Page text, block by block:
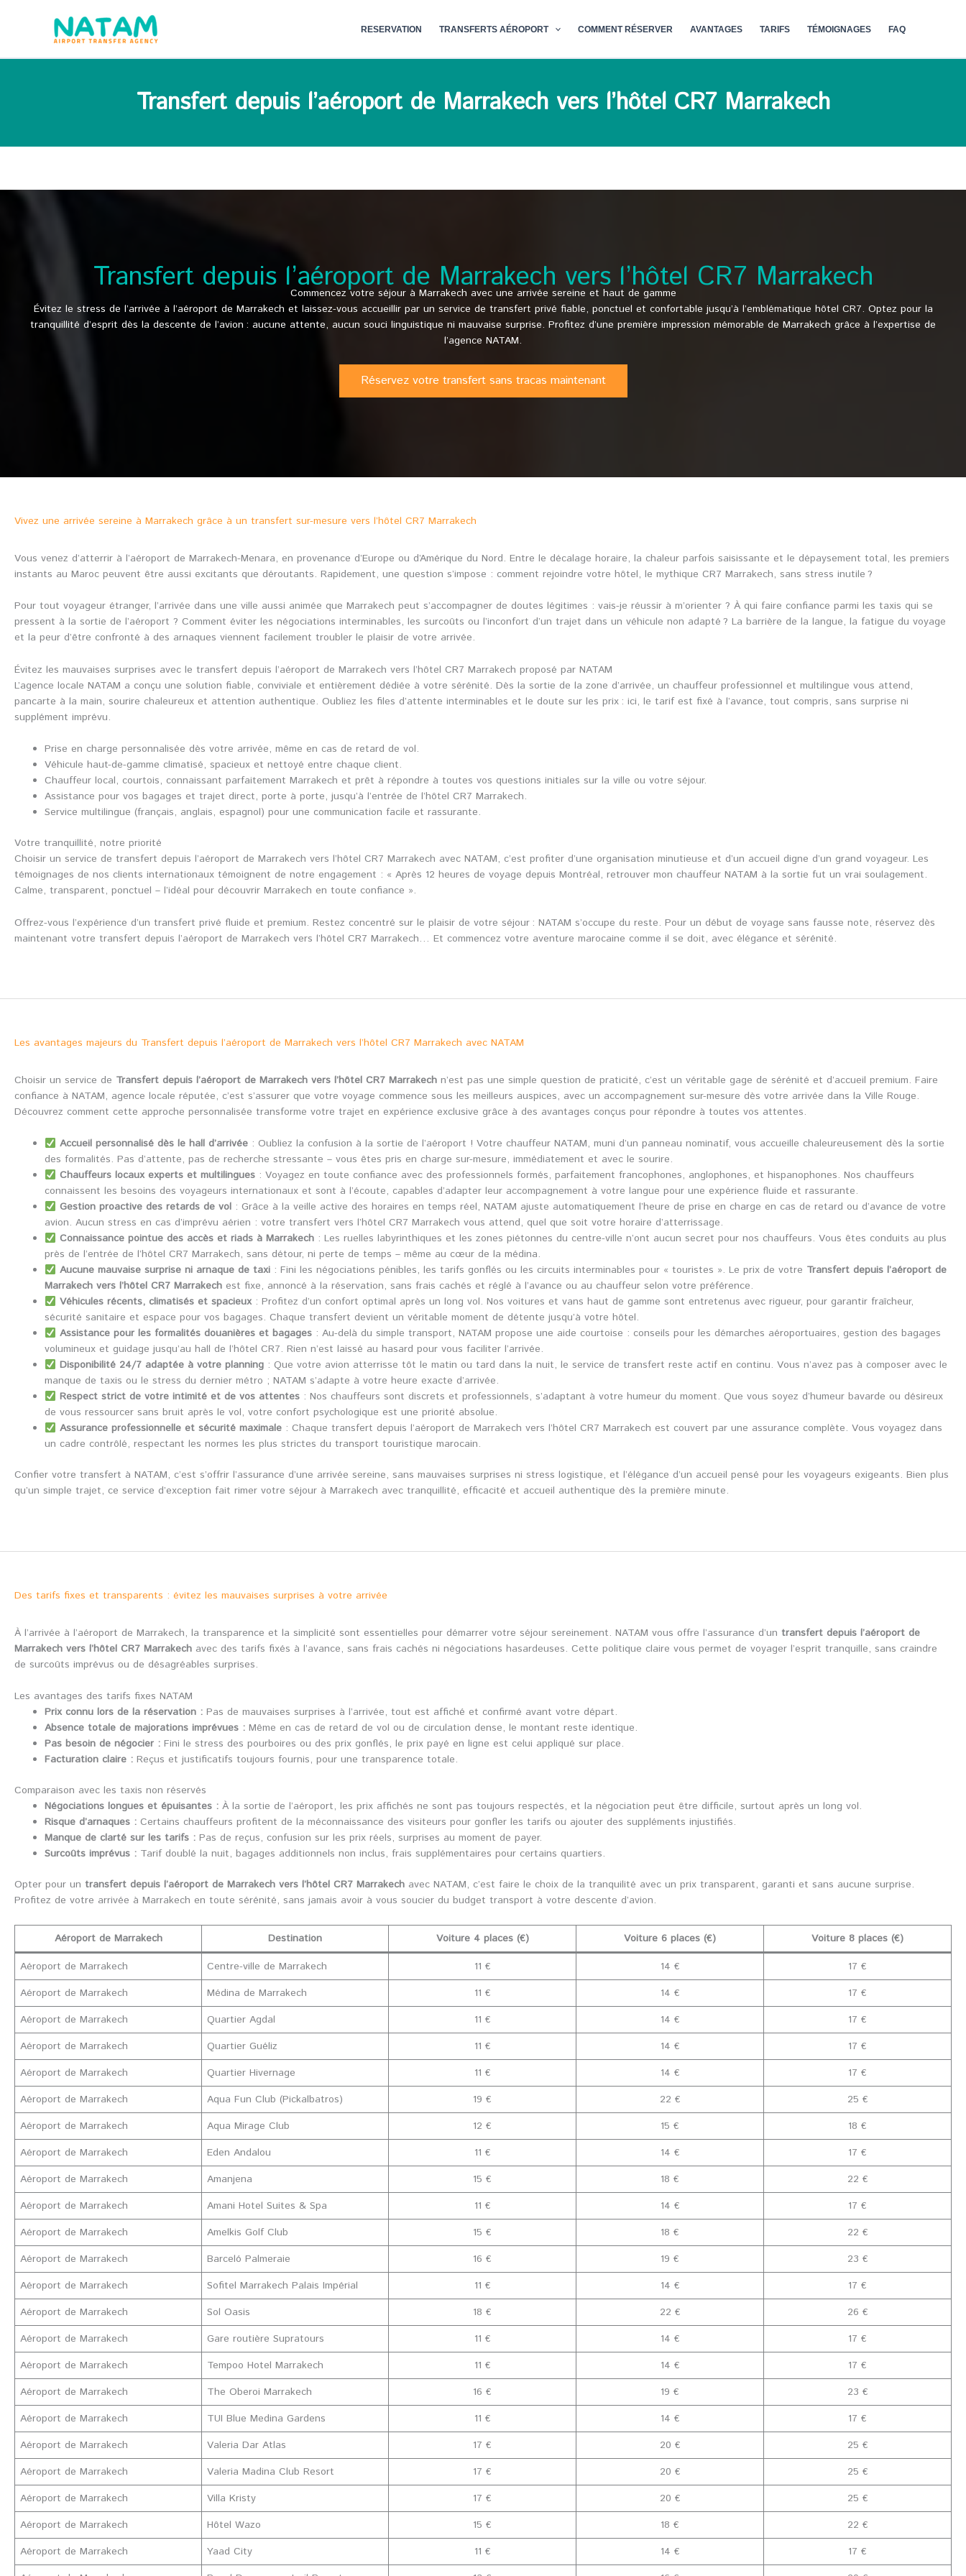
RESERVATION TRANSFERTS AÉROPORT COMMENT RÉSERVER AVANTAGES TARIFS TÉMOIGNAGES FAQ
Transfert depuis l’aéroport de Marrakech vers l’hôtel CR7 Marrakech
Transfert depuis l’aéroport de Marrakech vers l’hôtel CR7 Marrakech
Commencez votre séjour à Marrakech avec une arrivée sereine et haut de gamme
Évitez le stress de l’arrivée à l’aéroport de Marrakech et laissez-vous accueillir par un service de transfert privé fiable, ponctuel et confortable jusqu’à l’emblématique hôtel CR7. Optez pour la
tranquillité d’esprit dès la descente de l’avion : aucune attente, aucun souci linguistique ni mauvaise surprise. Profitez d’une première impression mémorable de Marrakech grâce à l’expertise de
l’agence NATAM.
Réservez votre transfert sans tracas maintenant
Vivez une arrivée sereine à Marrakech grâce à un transfert sur-mesure vers l’hôtel CR7 Marrakech
Vous venez d’atterrir à l’aéroport de Marrakech-Menara, en provenance d’Europe ou d’Amérique du Nord. Entre le décalage horaire, la chaleur parfois saisissante et le dépaysement total, les premiers
instants au Maroc peuvent être aussi excitants que déroutants. Rapidement, une question s’impose : comment rejoindre votre hôtel, le mythique CR7 Marrakech, sans stress inutile ?
Pour tout voyageur étranger, l’arrivée dans une ville aussi animée que Marrakech peut s’accompagner de doutes légitimes : vais-je réussir à m’orienter ? À qui faire confiance parmi les taxis qui se
pressent à la sortie de l’aéroport ? Comment éviter les négociations interminables, les surcoûts ou l’inconfort d’un trajet dans un véhicule non adapté ? La barrière de la langue, la fatigue du voyage
et la peur d’être confronté à des arnaques viennent facilement troubler le plaisir de votre arrivée.
Évitez les mauvaises surprises avec le transfert depuis l’aéroport de Marrakech vers l’hôtel CR7 Marrakech proposé par NATAM
L’agence locale NATAM a conçu une solution fiable, conviviale et entièrement dédiée à votre sérénité. Dès la sortie de la zone d’arrivée, un chauffeur professionnel et multilingue vous attend,
pancarte à la main, sourire chaleureux et attention authentique. Oubliez les files d’attente interminables et le doute sur les prix : ici, le tarif est fixé à l’avance, tout compris, sans surprise ni
supplément imprévu.
Prise en charge personnalisée dès votre arrivée, même en cas de retard de vol.
Véhicule haut-de-gamme climatisé, spacieux et nettoyé entre chaque client.
Chauffeur local, courtois, connaissant parfaitement Marrakech et prêt à répondre à toutes vos questions initiales sur la ville ou votre séjour.
Assistance pour vos bagages et trajet direct, porte à porte, jusqu’à l’entrée de l’hôtel CR7 Marrakech.
Service multilingue (français, anglais, espagnol) pour une communication facile et rassurante.
Votre tranquillité, notre priorité
Choisir un service de transfert depuis l’aéroport de Marrakech vers l’hôtel CR7 Marrakech avec NATAM, c’est profiter d’une organisation minutieuse et d’un accueil digne d’un grand voyageur. Les
témoignages de nos clients internationaux témoignent de notre engagement : « Après 12 heures de voyage depuis Montréal, retrouver mon chauffeur NATAM à la sortie fut un vrai soulagement.
Calme, transparent, ponctuel – l’idéal pour découvrir Marrakech en toute confiance ».
Offrez-vous l’expérience d’un transfert privé fluide et premium. Restez concentré sur le plaisir de votre séjour : NATAM s’occupe du reste. Pour un début de voyage sans fausse note, réservez dès
maintenant votre transfert depuis l’aéroport de Marrakech vers l’hôtel CR7 Marrakech… Et commencez votre aventure marocaine comme il se doit, avec élégance et sérénité.
Les avantages majeurs du Transfert depuis l’aéroport de Marrakech vers l’hôtel CR7 Marrakech avec NATAM
Choisir un service de Transfert depuis l’aéroport de Marrakech vers l’hôtel CR7 Marrakech n’est pas une simple question de praticité, c’est un véritable gage de sérénité et d’accueil premium. Faire
confiance à NATAM, agence locale réputée, c’est s’assurer que votre voyage commence sous les meilleurs auspices, avec un accompagnement sur-mesure dès votre arrivée dans la Ville Rouge.
Découvrez comment cette approche personnalisée transforme votre trajet en expérience exclusive grâce à des avantages conçus pour répondre à toutes vos attentes.
Accueil personnalisé dès le hall d’arrivée: Oubliez la confusion à la sortie de l’aéroport ! Votre chauffeur NATAM, muni d’un panneau nominatif, vous accueille chaleureusement dès la sortie
des formalités. Pas d’attente, pas de recherche stressante – vous êtes pris en charge sur-mesure, immédiatement et avec le sourire.
Chauffeurs locaux experts et multilingues: Voyagez en toute confiance avec des professionnels formés, parfaitement francophones, anglophones, et hispanophones. Nos chauffeurs
connaissent les besoins des voyageurs internationaux et sont à l’écoute, capables d’adapter leur accompagnement à votre langue pour une expérience fluide et rassurante.
Gestion proactive des retards de vol: Grâce à la veille active des horaires en temps réel, NATAM ajuste automatiquement l’heure de prise en charge en cas de retard ou d’avance de votre
avion. Aucun stress en cas d’imprévu aérien : votre transfert vers l’hôtel CR7 Marrakech vous attend, quel que soit votre horaire d’atterrissage.
Connaissance pointue des accès et riads à Marrakech: Les ruelles labyrinthiques et les zones piétonnes du centre-ville n’ont aucun secret pour nos chauffeurs. Vous êtes conduits au plus
près de l’entrée de l’hôtel CR7 Marrakech, sans détour, ni perte de temps – même au cœur de la médina.
Aucune mauvaise surprise ni arnaque de taxi: Fini les négociations pénibles, les tarifs gonflés ou les circuits interminables pour « touristes ». Le prix de votre Transfert depuis l’aéroport de
Marrakech vers l’hôtel CR7 Marrakech est fixe, annoncé à la réservation, sans frais cachés et réglé à l’avance ou au chauffeur selon votre préférence.
Véhicules récents, climatisés et spacieux: Profitez d’un confort optimal après un long vol. Nos voitures et vans haut de gamme sont entretenus avec rigueur, pour garantir fraîcheur,
sécurité sanitaire et espace pour vos bagages. Chaque transfert devient un véritable moment de détente jusqu’à votre hôtel.
Assistance pour les formalités douanières et bagages: Au-delà du simple transport, NATAM propose une aide courtoise : conseils pour les démarches aéroportuaires, gestion des bagages
volumineux et guidage jusqu’au hall de l’hôtel CR7. Rien n’est laissé au hasard pour vous faciliter l’arrivée.
Disponibilité 24/7 adaptée à votre planning: Que votre avion atterrisse tôt le matin ou tard dans la nuit, le service de transfert reste actif en continu. Vous n’avez pas à composer avec le
manque de taxis ou le stress du dernier métro ; NATAM s’adapte à votre heure exacte d’arrivée.
Respect strict de votre intimité et de vos attentes: Nos chauffeurs sont discrets et professionnels, s’adaptant à votre humeur du moment. Que vous soyez d’humeur bavarde ou désireux
de vous ressourcer sans bruit après le vol, votre confort psychologique est une priorité absolue.
Assurance professionnelle et sécurité maximale: Chaque transfert depuis l’aéroport de Marrakech vers l’hôtel CR7 Marrakech est couvert par une assurance complète. Vous voyagez dans
un cadre contrôlé, respectant les normes les plus strictes du transport touristique marocain.
Confier votre transfert à NATAM, c’est s’offrir l’assurance d’une arrivée sereine, sans mauvaises surprises ni stress logistique, et l’élégance d’un accueil pensé pour les voyageurs exigeants. Bien plus
qu’un simple trajet, ce service d’exception fait rimer votre séjour à Marrakech avec tranquillité, efficacité et accueil authentique dès la première minute.
Des tarifs fixes et transparents : évitez les mauvaises surprises à votre arrivée
À l’arrivée à l’aéroport de Marrakech, la transparence et la simplicité sont essentielles pour démarrer votre séjour sereinement. NATAM vous offre l’assurance d’un transfert depuis l’aéroport de
Marrakech vers l’hôtel CR7 Marrakech avec des tarifs fixés à l’avance, sans frais cachés ni négociations hasardeuses. Cette politique claire vous permet de voyager l’esprit tranquille, sans craindre
de surcoûts imprévus ou de désagréables surprises.
Les avantages des tarifs fixes NATAM
Prix connu lors de la réservation : Pas de mauvaises surprises à l’arrivée, tout est affiché et confirmé avant votre départ.
Absence totale de majorations imprévues : Même en cas de retard de vol ou de circulation dense, le montant reste identique.
Pas besoin de négocier : Fini le stress des pourboires ou des prix gonflés, le prix payé en ligne est celui appliqué sur place.
Facturation claire : Reçus et justificatifs toujours fournis, pour une transparence totale.
Comparaison avec les taxis non réservés
Négociations longues et épuisantes : À la sortie de l’aéroport, les prix affichés ne sont pas toujours respectés, et la négociation peut être difficile, surtout après un long vol.
Risque d’arnaques : Certains chauffeurs profitent de la méconnaissance des visiteurs pour gonfler les tarifs ou ajouter des suppléments injustifiés.
Manque de clarté sur les tarifs : Pas de reçus, confusion sur les prix réels, surprises au moment de payer.
Surcoûts imprévus : Tarif doublé la nuit, bagages additionnels non inclus, frais supplémentaires pour certains quartiers.
Opter pour un transfert depuis l’aéroport de Marrakech vers l’hôtel CR7 Marrakech avec NATAM, c’est faire le choix de la tranquilité avec un prix transparent, garanti et sans aucune surprise.
Profitez de votre arrivée à Marrakech en toute sérénité, sans jamais avoir à vous soucier du budget transport à votre descente d’avion.
Aéroport de Marrakech Destination Voiture 4 places (€) Voiture 6 places (€)
Voiture 8 places (€)
Aéroport de Marrakech
Centre-ville de Marrakech 11 € 14 €
17 €
Aéroport de Marrakech
Médina de Marrakech 11 € 14 €
17 €
Aéroport de Marrakech
Quartier Agdal 11 € 14 €
17 €
Aéroport de Marrakech
Quartier Guéliz 11 € 14 €
17 €
Aéroport de Marrakech
Quartier Hivernage 11 € 14 €
17 €
Aéroport de Marrakech
Aqua Fun Club (Pickalbatros) 19 € 22 €
25 €
Aéroport de Marrakech
Aqua Mirage Club 12 € 15 €
18 €
Aéroport de Marrakech
Eden Andalou 11 € 14 €
17 €
Aéroport de Marrakech
Amanjena 15 € 18 €
22 €
Aéroport de Marrakech
Amani Hotel Suites & Spa 11 € 14 €
17 €
Aéroport de Marrakech
Amelkis Golf Club 15 € 18 €
22 €
Aéroport de Marrakech
Barceló Palmeraie 16 € 19 €
23 €
Aéroport de Marrakech
Sofitel Marrakech Palais Impérial 11 € 14 €
17 €
Aéroport de Marrakech
Sol Oasis 18 € 22 €
26 €
Aéroport de Marrakech
Gare routière Supratours 11 € 14 €
17 €
Aéroport de Marrakech
Tempoo Hotel Marrakech 11 € 14 €
17 €
Aéroport de Marrakech
The Oberoi Marrakech 16 € 19 €
23 €
Aéroport de Marrakech
TUI Blue Medina Gardens 11 € 14 €
17 €
Aéroport de Marrakech
Valeria Dar Atlas 17 € 20 €
25 €
Aéroport de Marrakech
Valeria Madina Club Resort 17 € 20 €
25 €
Aéroport de Marrakech
Villa Kristy 17 € 20 €
25 €
Aéroport de Marrakech
Hôtel Wazo 15 € 18 €
22 €
Aéroport de Marrakech
Yaad City 11 € 14 €
17 €